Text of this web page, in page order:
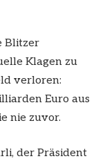
Blitzer
Klagen zu
verloren:
Euro aus
nie zuvor.
der Präsident